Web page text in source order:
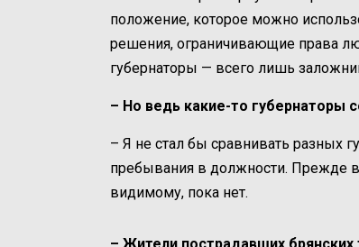
положение, которое можно
решения, ограничивающие права
губернаторы — всего лишь
– Но ведь какие-то губернаторы
– Я не стал бы сравнивать разных
пребывания в должности. Прежде
видимому, пока нет.